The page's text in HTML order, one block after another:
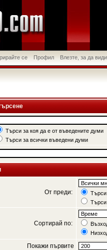
се Профил Влезте, за да
Търси за коя да е от въведените думи
Търси за всички въведени думи
От преди:
Търси
Сортирай по:
Покажи първите